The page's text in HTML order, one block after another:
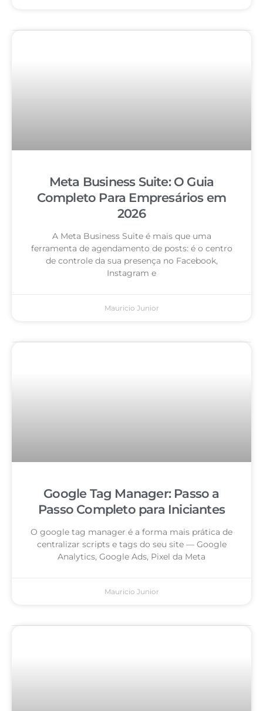
Meta Business Suite: O Guia
Completo Para Empresários em
2026
A Meta Business Suite é mais que uma
ferramenta de agendamento de posts: é o centro
de controle da sua presença no Facebook,
Instagram e
Mauricio Junior
Google Tag Manager: Passo a
Passo Completo para Iniciantes
O google tag manager é a forma mais prática de
centralizar scripts e tags do seu site — Google
Analytics, Google Ads, Pixel da Meta
Mauricio Junior